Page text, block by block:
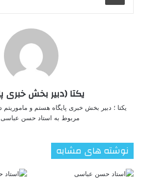
یکتا (دبیر بخش خبری
یکتا ؛ دبیر بخش خبری پایگاه هستم و ماموریتم
مربوط به استاد حسن
نوشته های مشابه